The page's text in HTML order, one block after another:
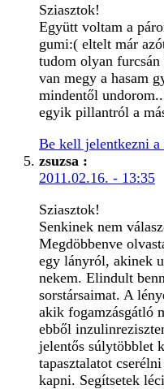
Sziasztok!
Együtt voltam a
gumi:( eltelt már
tudom olyan furcsán
van megy a hasam
mindentől
egyik pillantról a
Be kell jelentkezni a
zsuzsa :
2011.02.16. - 13:35
Sziasztok!
Senkinek nem
Megdöbbenve
egy lányról, akinek
nekem. Elindult
sorstársaimat. A
akik fogamzásgátló
ebből
jelentős súlytöbblet
tapasztalatot
kapni. Segítsetek